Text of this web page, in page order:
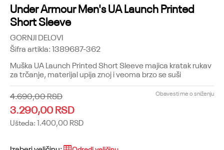
Under Armour Men's UA Launch Printed
Short Sleeve
GORNJI DELOVI
Šifra artikla:1389687-362
Muška UA Launch Printed Short Sleeve majica kratak rukav
za trčanje, materijal upija znoj i veoma brzo se suši
4.690,00RSD
3.290,00RSD
Ušteda: 1.400,00 RSD
Obavesti me o sniženju